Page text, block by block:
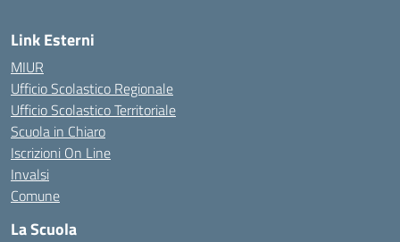
Link Esterni
MIUR
Ufficio Scolastico Regionale
Ufficio Scolastico Territoriale
Scuola in Chiaro
Iscrizioni On Line
Invalsi
Comune
La Scuola